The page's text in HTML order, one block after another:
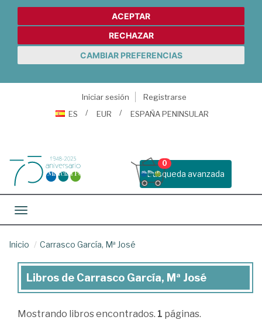
ACEPTAR
RECHAZAR
CAMBIAR PREFERENCIAS
Iniciar sesión
Registrarse
ES
EUR ESPAÑA PENINSULAR
Busqueda avanzada
0
Toggle navigation
Inicio Carrasco García, Mª José
Libros
Libros de Carrasco García, Mª José
Mostrando libros encontrados. 1 páginas.